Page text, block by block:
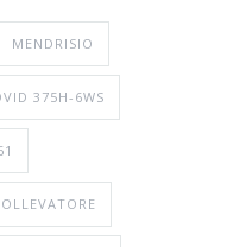
MENDRISIO
375H-6WS